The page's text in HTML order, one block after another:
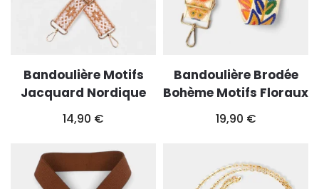
Bandoulière Motifs
Jacquard Nordique
14,90 €
Bandoulière Brodée
Bohème Motifs Floraux
19,90 €